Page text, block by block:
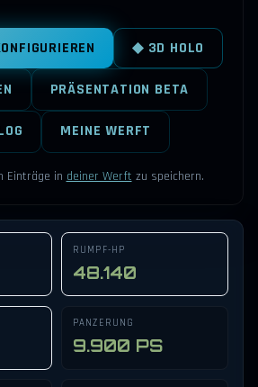
◆ 3D HOLO
PRÄSENTATION BETA
MEINE WERFT
Einträge in deiner Werft zu speichern.
RUMPF-HP
48.140
PANZERUNG
9.900 PS